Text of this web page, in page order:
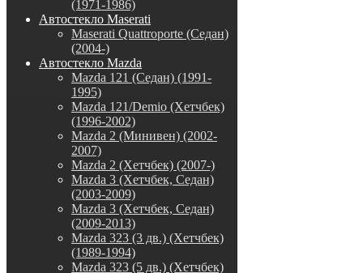
(1971-1986)
Автостекло Maserati
Maserati Quattroporte (Седан)
(2004-)
Автостекло Mazda
Mazda 121 (Седан) (1991-
1995)
Mazda 121/Demio (Хетчбек)
(1996-2002)
Mazda 2 (Минивен) (2002-
2007)
Mazda 2 (Хетчбек) (2007-)
Mazda 3 (Хетчбек, Седан)
(2003-2009)
Mazda 3 (Хетчбек, Седан)
(2009-2013)
Mazda 323 (3 дв.) (Хетчбек)
(1989-1994)
Mazda 323 (5 дв.) (Хетчбек)